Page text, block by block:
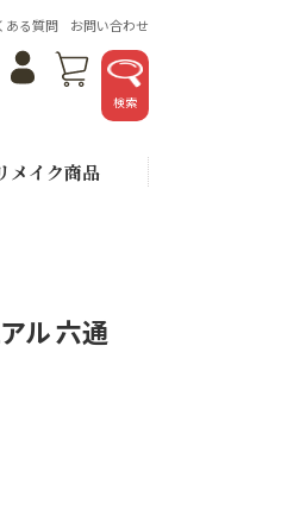
ある質問 お問い合わせ
検索
メイク商品
ル 六通